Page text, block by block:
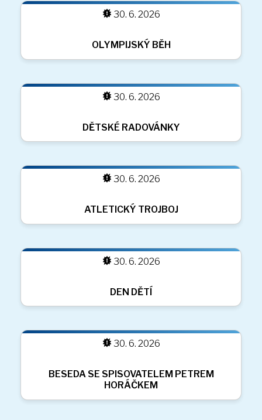
ŠKOLNÍ VÝLET NA STUDENIČNÉ
30. 6. 2026
OLYMPIJSKÝ BĚH
30. 6. 2026
30. 6. 2026
30. 6. 2026
30. 6. 2026